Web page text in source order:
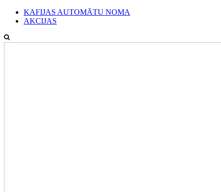
KAFIJAS AUTOMĀTU NOMA
AKCIJAS